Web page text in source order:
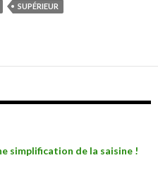
SUPÉRIEUR
simplification de la saisine !